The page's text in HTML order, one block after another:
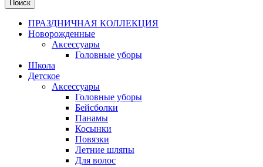
ПРАЗДНИЧНАЯ КОЛЛЕКЦИЯ
Новорожденные
Аксессуары
Головные уборы
Школа
Детское
Аксессуары
Головные уборы
Бейсболки
Панамы
Косынки
Повязки
Летние шляпы
Для волос